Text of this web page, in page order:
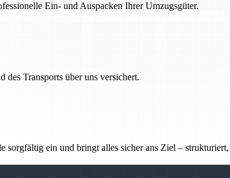
Ein- und Auspacken Ihrer Umzugsgüter.
des Transports über uns versichert.
sorgfältig ein und bringt alles sicher ans Ziel –